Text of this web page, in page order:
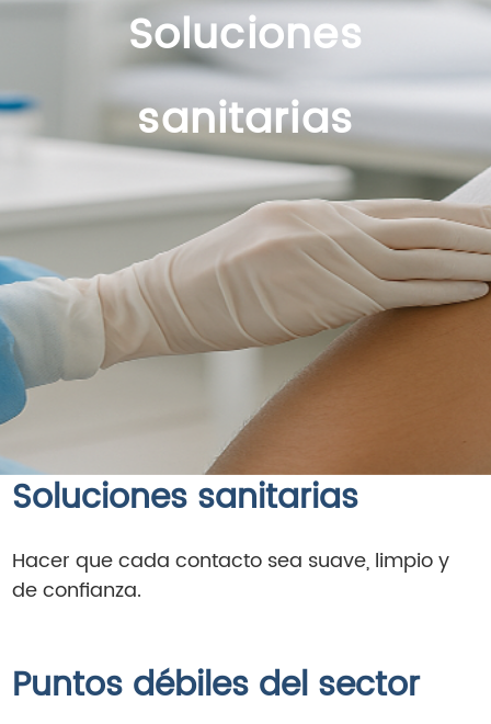
Soluciones
sanitarias
Soluciones sanitarias
Hacer que cada contacto sea suave, limpio y
de confianza.
Puntos débiles del sector